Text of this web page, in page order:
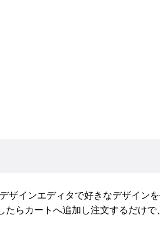
ザインエディタで好きなデザイン
たらカートへ追加し注文するだけで